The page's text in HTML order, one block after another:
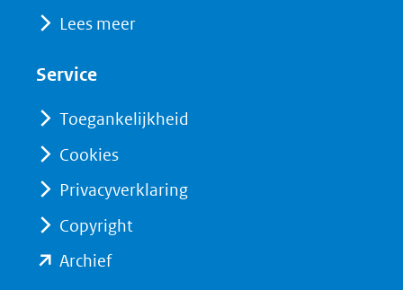
Lees meer
Service
Toegankelijkheid
Cookies
Privacyverklaring
Copyright
Archief(opent